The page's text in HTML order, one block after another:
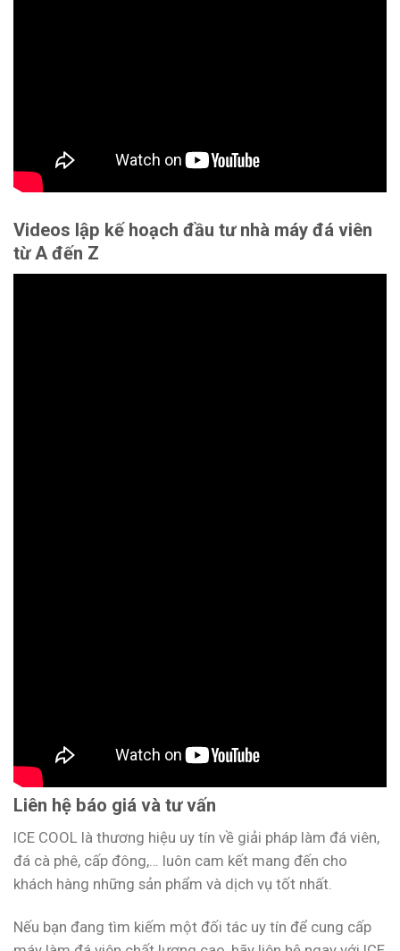
Videos lập kế hoạch đầu tư nhà máy đá viên
từ A đến Z
Liên hệ báo giá và tư vấn
ICE COOL là thương hiệu uy tín về giải pháp làm đá viên,
đá cà phê, cấp đông,… luôn cam kết mang đến cho
khách hàng những sản phẩm và dịch vụ tốt nhất.
Nếu bạn đang tìm kiếm một đối tác uy tín để cung cấp